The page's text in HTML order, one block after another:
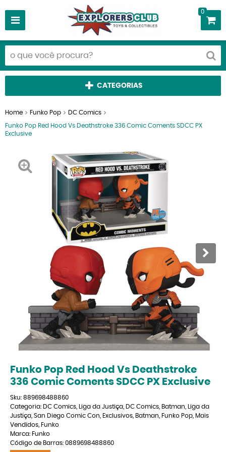
0
CATEGORIAS
Home Funko Pop DC Comics
Funko Pop Red Hood Vs Deathstroke 336 Comic Coments SDCC PX
Exclusive
Funko Pop Red Hood Vs Deathstroke
336 Comic Coments SDCC PX Exclusive
Sku: 889698488860
Categoria: DC Comics Liga da Justiça DC Comics Batman
Liga da
Justiça San Diego Comic Con Exclusivos Batman Funko Pop Mais
Vendidos Funko
Marca: Funko
Código de Barras: 0889698488860